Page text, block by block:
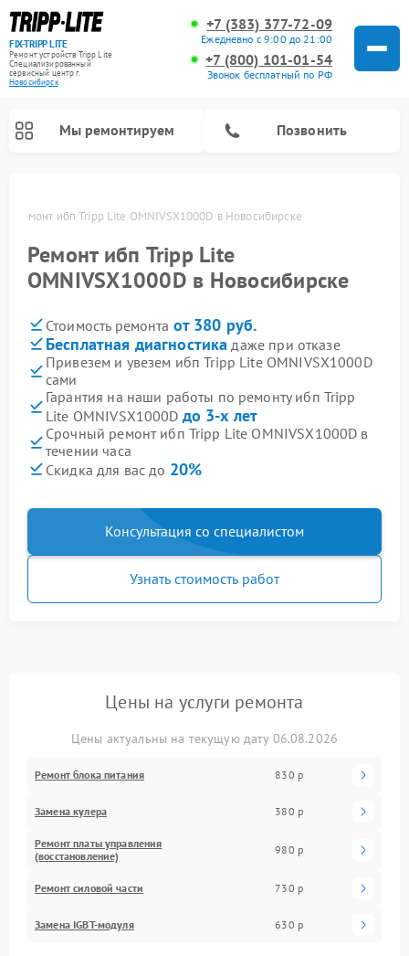
FIX-TRIPP LITE
Ремонт устройств Tripp Lite
Специализированный
cервисный центр г.
Новосибирск
+7 (383) 377-72-09
Ежедневно с 9:00 до 21:00
+7 (800) 101-01-54
Звонок бесплатный по РФ
Мы ремонтируем Позвонить
Ремонт ибп Tripp Lite OMNIVSX1000D в Новосибирске
Ремонт ибп Tripp Lite
OMNIVSX1000D в Новосибирске
Стоимость ремонта от 380 руб.
Бесплатная диагностика даже при отказе
Привезем и увезем ибп Tripp Lite OMNIVSX1000D
сами
Гарантия на наши работы по ремонту ибп Tripp
Lite OMNIVSX1000D до 3-х лет
Срочный ремонт ибп Tripp Lite OMNIVSX1000D в
течении часа
Скидка для вас до 20%
Консультация со специалистом
Узнать стоимость работ
Цены на услуги ремонта
Цены актуальны на текущую дату 06.08.2026
Ремонт блока питания 830 р
Замена кулера 380 р
Ремонт платы управления
(восстановление)
980 р
Ремонт силовой части 730 р
Замена IGBT-модуля 630 р